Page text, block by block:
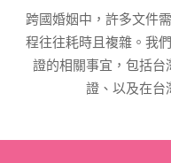
跨國婚姻中，許多文件
程往往耗時且複雜。我
證的相關事宜，包括
證、以及在台